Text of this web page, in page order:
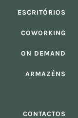
ESCRITÓRIOS
COWORKING
ON DEMAND
ARMAZÉNS
CONTACTOS